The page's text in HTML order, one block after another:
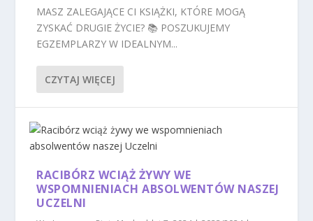
MASZ ZALEGAJĄCE CI KSIĄŻKI, KTÓRE MOGĄ
ZYSKAĆ DRUGIE ŻYCIE? 📚 POSZUKUJEMY
EGZEMPLARZY W IDEALNYM...
CZYTAJ WIĘCEJ
RACIBÓRZ WCIĄŻ ŻYWY WE
WSPOMNIENIACH ABSOLWENTÓW NASZEJ
UCZELNI